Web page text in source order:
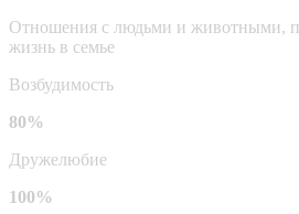
Отношения с людьми и животными,
жизнь в семье
Возбудимость
80%
Дружелюбие
100%